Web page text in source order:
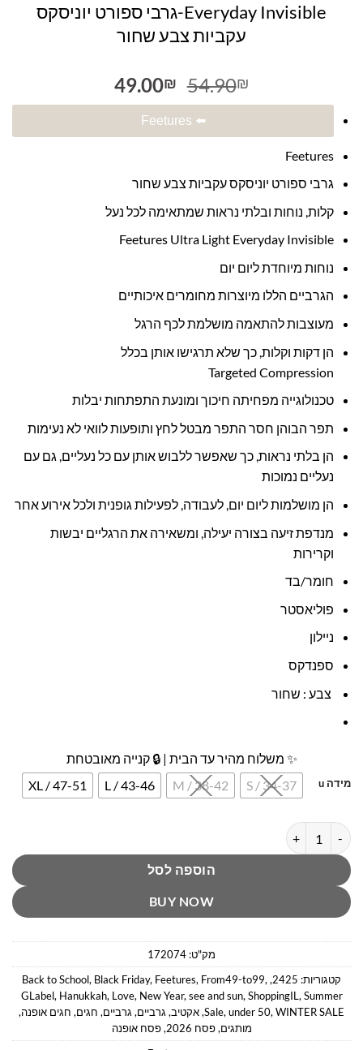
Everyday Invisible-גרבי ספורט יוניסקס
עקביות צבע שחור
54.90₪
המחיר
המקורי
היה:
54.90₪.
49.00₪
המחיר
הנוכחי
49.00₪.
⬅️ Feetures
Feetures
גרבי ספורט יוניסקס עקביות צבע שחור
קלות, נוחות ובלתי נראות שמתאימה לכל נעל
Feetures Ultra Light Everyday Invisible
נוחות מיוחדת ליום יום
הגרביים הללו מיוצרות מחומרים איכותיים
מעוצבות להתאמה מושלמת לכף הרגל
הן דקות וקלות, כך שלא תרגישו אותן בכלל
Targeted Compression
טכנולוגייה מפחיתה חיכוך ומונעת התפתחות יבלות
תפר הבוהן חסר התפר מבטל לחץ ותופעות לוואי לא נעימות
הן בלתי נראות, כך שאפשר ללבוש אותן עם כל נעליים, גם עם
נעליים נמוכות
הן מושלמות ליום יום, לעבודה, לפעילות גופנית ולכל אירוע אחר
מנדפת זיעה בצורה יעילה, ומשאירה את הרגליים יבשות
וקרירות
חומר/בד
פוליאסטר
ניילון
ספנדקס
צבע : שחור
✨ משלוח מהיר עד הבית | 🔒 קנייה מאובטחת
מידה u S / 34-37
M / 38-42
L / 43-46
XL / 47-51
כמות של Everyday Invisible-גרבי ספורט יוניסקס עקביות צבע שחור
הוספה לסל
BUY NOW
מק"ט: 172074
קטגוריות: 2425
,
Back to School, Black Friday, Feetures, From49-to99,
GLabel, Hanukkah, Love, New Year, see and sun, ShoppingIL, Summer
Sale, under 50, WINTER SALE
,אקטיב, גרביים, גרביים, חגים, חגים אופנה,
מותגים,פסח 2026 ,פסח אופנה